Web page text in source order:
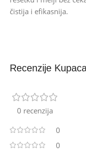
čistija i efikasnija.
Recenzije
0 recenzija
0
0